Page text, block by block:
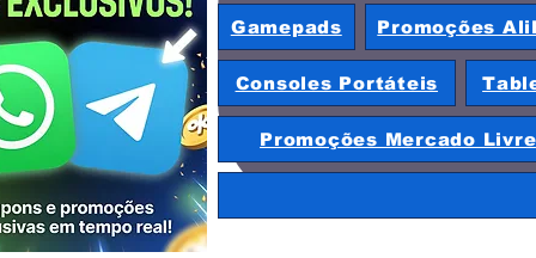
Gamepads Promoções
Consoles Portáteis
Promoções Mercado Livre